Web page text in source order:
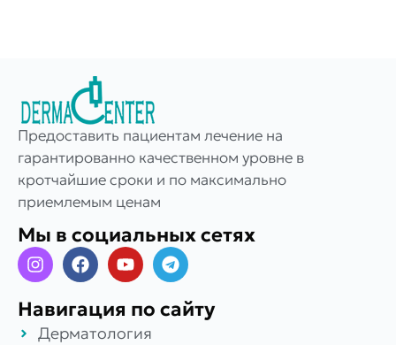
Предоставить пациентам лечение на
гарантированно качественном уровне в
кротчайшие сроки и по максимально
приемлемым ценам
Мы в социальных сетях
Навигация по сайту
Дерматология